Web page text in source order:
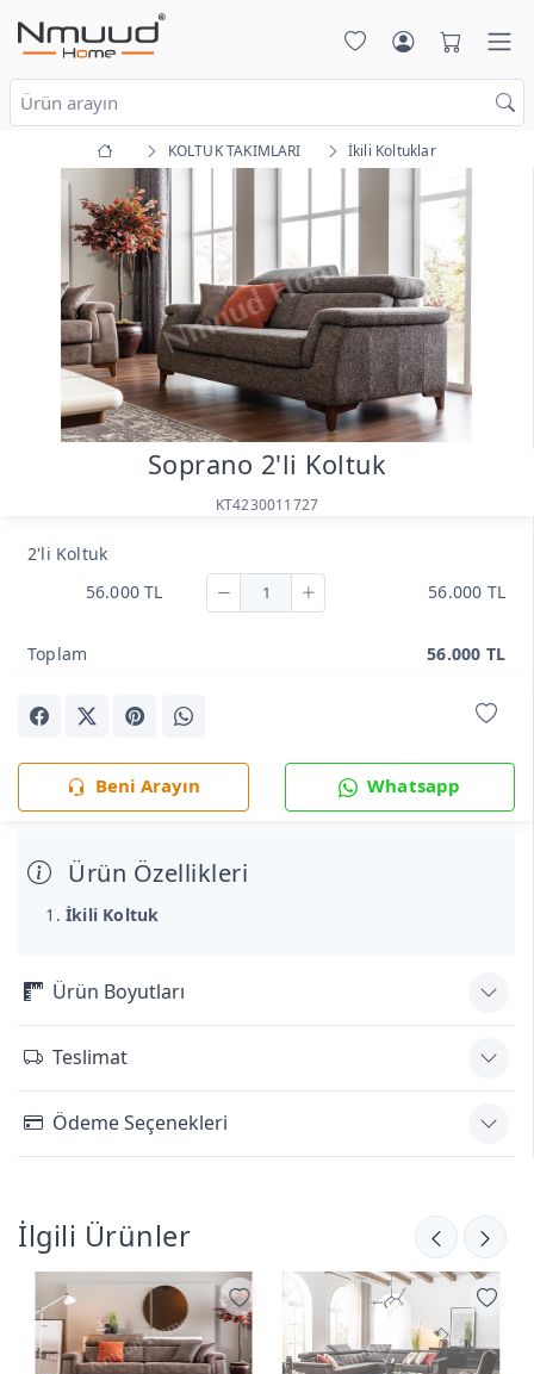
KOLTUK TAKIMLARI İkili Koltuklar
Soprano 2'li Koltuk
KT4230011727
2'li Koltuk
56.000 TL
56.000 TL
Toplam 56.000 TL
Beni Arayın Whatsapp
Ürün Özellikleri
İkili Koltuk
Ürün Boyutları
Teslimat
Ödeme Seçenekleri
İlgili Ürünler